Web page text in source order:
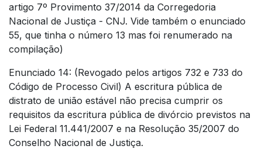
artigo 7º Provimento 37/2014 da Corregedoria
Nacional de Justiça - CNJ. Vide também o enunciado
55, que tinha o número 13 mas foi renumerado na
compilação)
Enunciado 14: (Revogado pelos artigos 732 e 733 do
Código de Processo Civil) A escritura pública de
distrato de união estável não precisa cumprir os
requisitos da escritura pública de divórcio previstos na
Lei Federal 11.441/2007 e na Resolução 35/2007 do
Conselho Nacional de Justiça.